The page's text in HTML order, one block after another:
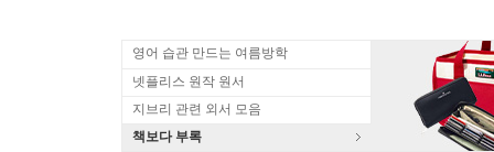
영어 습관 만드는 여름방학
넷플리스 원작 원서
지브리 관련 외서 모음
책보다 부록